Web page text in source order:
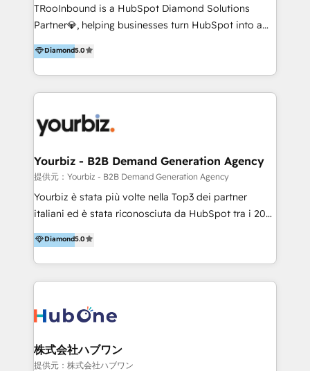
TRooInbound is a HubSpot Diamond Solutions
Partner💎, helping businesses turn HubSpot into a
scalable growth engine. We work with startups, mid-
market, and enterprise teams to maximize
HubSpot’s full potential through: 💎HubSpot Audits,
Management & Optimization 💎RevOps-powered
Brand Development, Growth Strategy, AI SEO &
Integrations 💎Go-To-Market (GTM) Strategies &
Account-Based Marketing 💎CMS Development &
Conversion-Focused Websites With a 5.0⭐average
rating and 140+ verified client reviews on the
businesses globally for consistent delivery and high
client satisfaction. With deep HubSpot expertise and
your business with a proven and reliable HubSpot
Diamond Partner? 👉Connect with TRooInbound
today (https://www.trooinbound.com/contact-us)
Diamond5.0
Yourbiz - B2B Demand Generation Agency
提供元：Yourbiz - B2B Demand Generation Agency
Yourbiz è stata più volte nella Top3 dei partner
italiani ed è stata riconosciuta da HubSpot tra i 20
migliori partner EMEA per la gestione del cliente.
Stiamo accompagnando oltre 100 aziende nella
digitalizzazione e ottimizzazione dei processi di
marketing e vendita. Il nostro metodo DAM è stato
mappatura dei canali di acquisizione dei contatti e
HubSpot come fornitore ufficiale per le integrazioni
tra il CRM e altri sistemi aziendali, tra cui SAP,
Diamond5.0
株式会社ハブワン
提供元：株式会社ハブワン